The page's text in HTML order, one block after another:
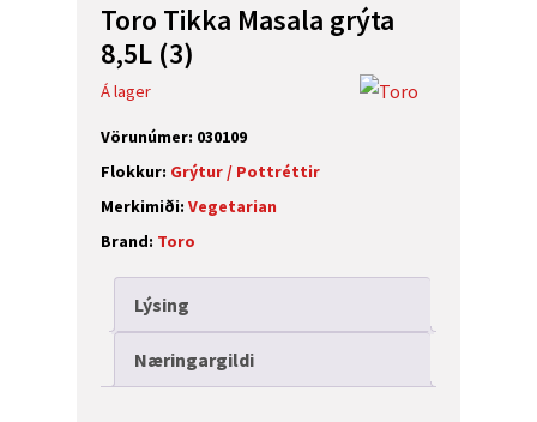
Toro Tikka Masala grýta
8,5L (3)
Á lager
Vörunúmer: 030109
Flokkur: Grýtur / Pottréttir
Merkimiði: Vegetarian
Brand: Toro
Lýsing
Næringargildi